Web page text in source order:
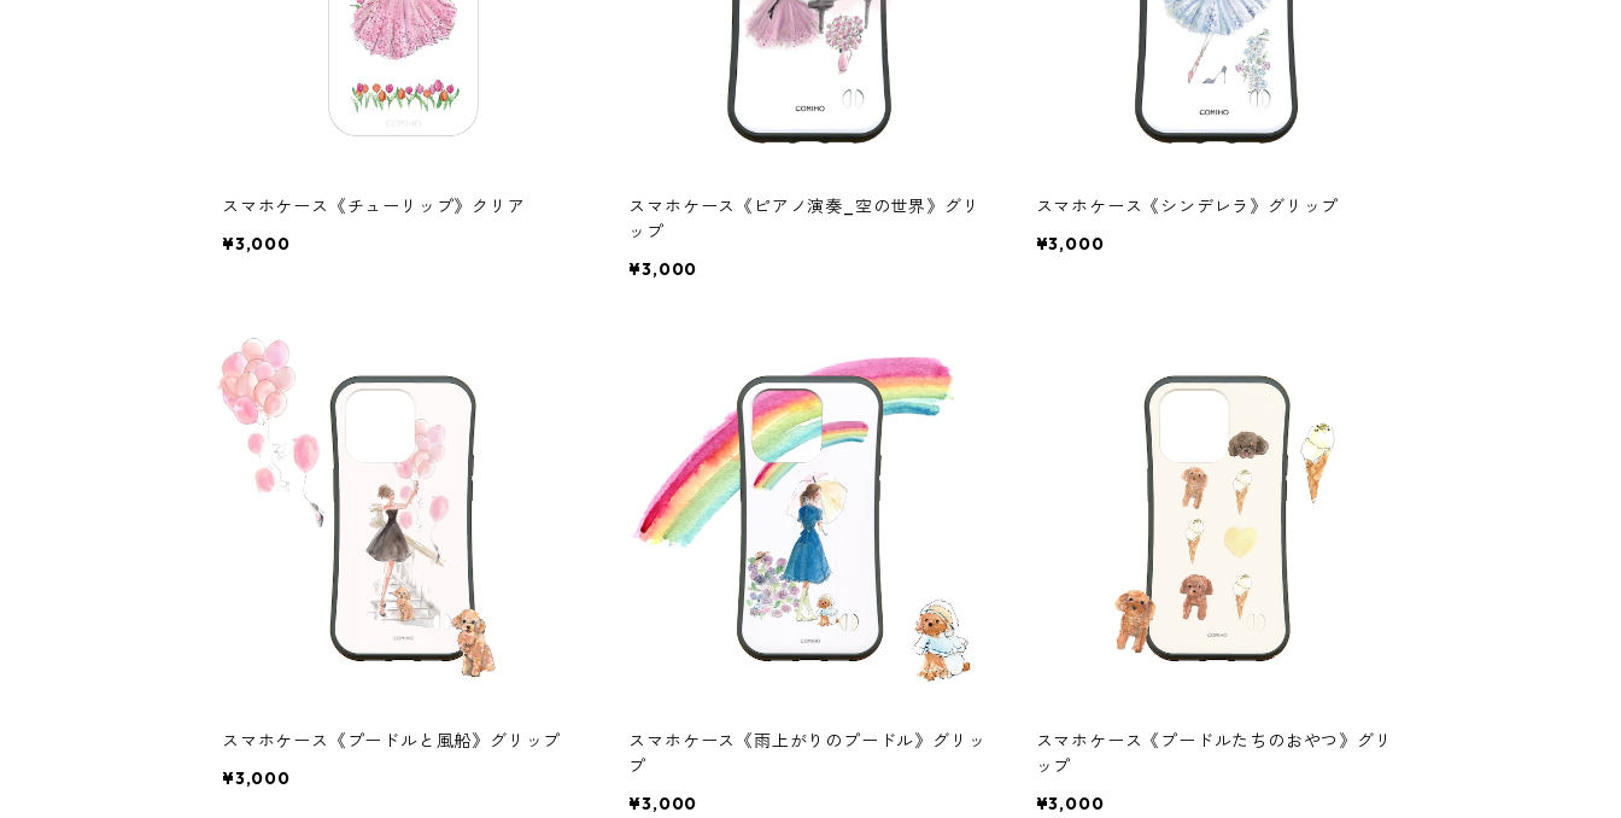
スマホケース《チューリップ》クリア
¥3,000
スマホケース《ピアノ演奏_空の世界》グリ
ップ
¥3,000
スマホケース《シンデレラ》グリップ
¥3,000
スマホケース《プードルと風船》グリップ
¥3,000
スマホケース《雨上がりのプードル》グリッ
プ
¥3,000
スマホケース《プードルたちのおやつ》グリ
ップ
¥3,000